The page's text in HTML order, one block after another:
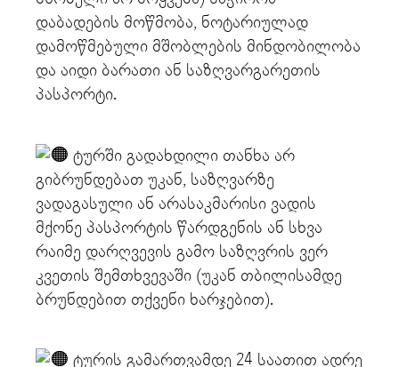
დაბადების მოწმობა, ნოტარიულად
დამოწმებული მშობლების მინდობილობა
და აიდი ბარათი ან საზღვარგარეთის
პასპორტი.
ტურში გადახდილი თანხა არ
გიბრუნდებათ უკან, საზღვარზე
ვადაგასული ან არასაკმარისი ვადის
მქონე პასპორტის წარდგენის ან სხვა
რაიმე დარღვევის გამო საზღვრის ვერ
კვეთის შემთხვევაში (უკან თბილისამდე
ბრუნდებით თქვენი ხარჯებით).
ტურის გამართვამდე 24 საათით ადრე